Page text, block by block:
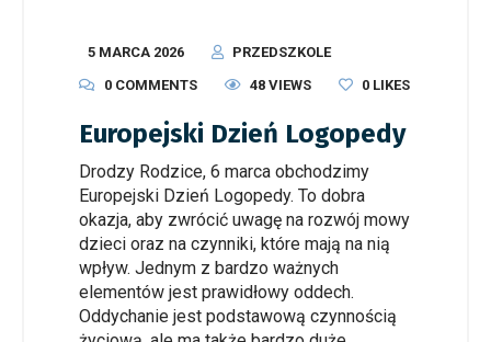
5 MARCA 2026
PRZEDSZKOLE
0 COMMENTS
48 VIEWS 0 LIKES
Europejski Dzień Logopedy
Drodzy Rodzice, 6 marca obchodzimy
Europejski Dzień Logopedy. To dobra
okazja, aby zwrócić uwagę na rozwój mowy
dzieci oraz na czynniki, które mają na nią
wpływ. Jednym z bardzo ważnych
elementów jest prawidłowy oddech.
Oddychanie jest podstawową czynnością